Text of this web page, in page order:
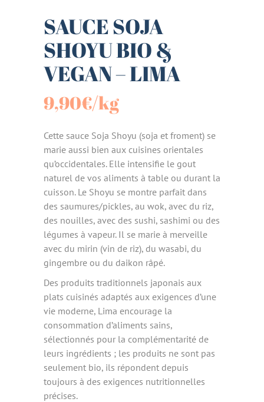
SAUCE SOJA
SHOYU BIO &
VEGAN – LIMA
9,90€/kg
Cette sauce Soja Shoyu (soja et froment) se
marie aussi bien aux cuisines orientales
qu’occidentales. Elle intensifie le gout
naturel de vos aliments à table ou durant la
cuisson. Le Shoyu se montre parfait dans
des saumures/pickles, au wok, avec du riz,
des nouilles, avec des sushi, sashimi ou des
légumes à vapeur. Il se marie à merveille
avec du mirin (vin de riz), du wasabi, du
gingembre ou du daikon râpé.
Des produits traditionnels japonais aux
plats cuisinés adaptés aux exigences d’une
vie moderne, Lima encourage la
consommation d’aliments sains,
sélectionnés pour la complémentarité de
leurs ingrédients ; les produits ne sont pas
seulement bio, ils répondent depuis
toujours à des exigences nutritionnelles
précises.